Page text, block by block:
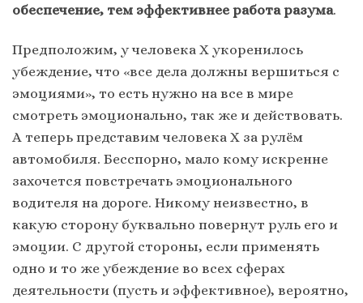
обеспечение, тем эффективнее работа разума.
Предположим, у человека Х укоренилось
убеждение, что «все дела должны вершиться с
эмоциями», то есть нужно на все в мире
смотреть эмоционально, так же и действовать.
А теперь представим человека Х за рулём
автомобиля. Бесспорно, мало кому искренне
захочется повстречать эмоционального
водителя на дороге. Никому неизвестно, в
какую сторону буквально повернут руль его и
эмоции. С другой стороны, если применять
одно и то же убеждение во всех сферах
деятельности (пусть и эффективное), вероятно,